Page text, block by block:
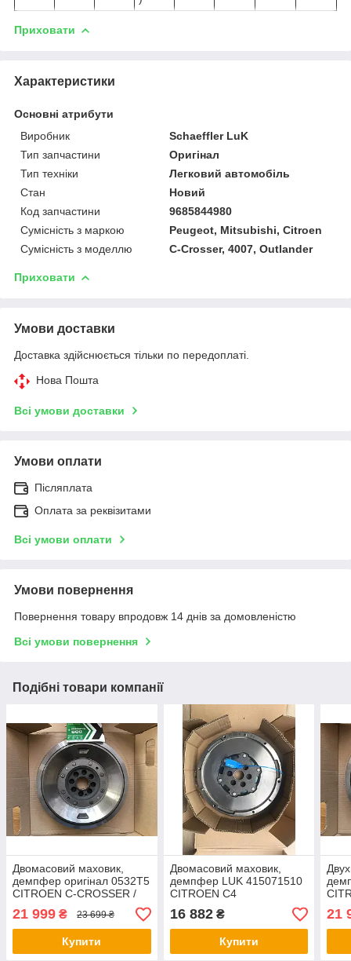
Приховати
Характеристики
Основні атрибути
Виробник
Schaeffler LuK
Тип запчастини
Оригінал
Тип техніки
Легковий автомобіль
Стан
Новий
Код запчастини
9685844980
Сумісність з маркою
Peugeot, Mitsubishi, Citroen
Сумісність з моделлю
C-Crosser, 4007, Outlander
Приховати
Умови доставки
Доставка здійснюється тільки по передоплаті.
Нова Пошта
Всі умови доставки
Умови оплати
Післяплата
Оплата за реквізитами
Всі умови оплати
Умови повернення
Повернення товару впродовж 14 днів за домовленістю
Всі умови повернення
Подібні товари компанії
Двомасовий маховик,
демпфер оригінал 0532T5
CITROEN C-CROSSER /
PEUGEOT 4007 2,2 HDI
2007-
21 999 ₴ 23 699 ₴
Купити
Двомасовий маховик,
демпфер LUK 415071510
CITROEN C4
PICASSO/PEUGEOT 308
1,6 HDI 13-
16 882₴
Купити
07-
21